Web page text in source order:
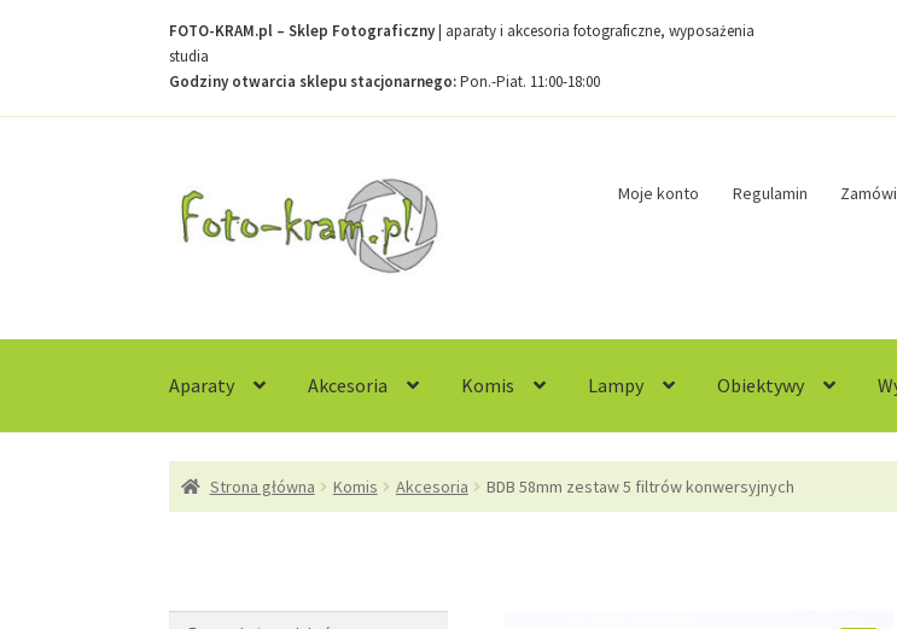
FOTO-KRAM.pl – Sklep Fotograficzny| aparaty i akcesoria fotograficzne, wyposażenia
studia
Godziny otwarcia sklepu stacjonarnego:Pon.-Piat. 11:00-18:00
do
nawigacji
do
treści
Moje konto Regulamin
Aparaty Akcesoria Komis Lampy Obiektywy
Strona głównaKontaktKoszykMoje kontoRegulaminSample PageSklepZamówienia
Strona główna Komis Akcesoria BDB 58mm zestaw 5 filtrów konwersyjnych
Szukaj:
Szukaj